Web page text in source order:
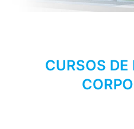
CURSOS